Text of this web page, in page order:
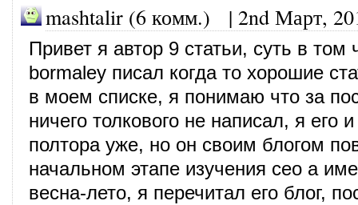
mashtalir (6 комм.) | 2nd Март,
Привет я автор 9 статьи, суть в том
bormaley писал когда то хорошие
в моем списке, я понимаю что за
ничего толкового не написал, я его
полтора уже, но он своим блогом
начальном этапе изучения сео а
весна-лето, я перечитал его блог,